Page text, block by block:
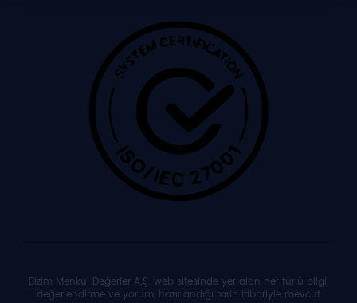
Bizim Menkul Değerler A.Ş. web sitesinde yer alan her türlü bilgi,
değerlendirme ve yorum, hazırlandığı tarih itibariyle mevcut